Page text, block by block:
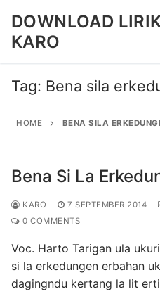
content
DOWNLOAD
KARO
Tag: Bena sila
HOME BENA SILA
Bena Si La
KARO 7 SEPTEMBER 2014
0 COMMENTS
Voc. Harto Tarigan ula
si la erkedungen erbahan
dagingndu kertang la lit